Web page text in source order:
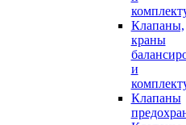
Клапаны,
краны
и
Клапаны